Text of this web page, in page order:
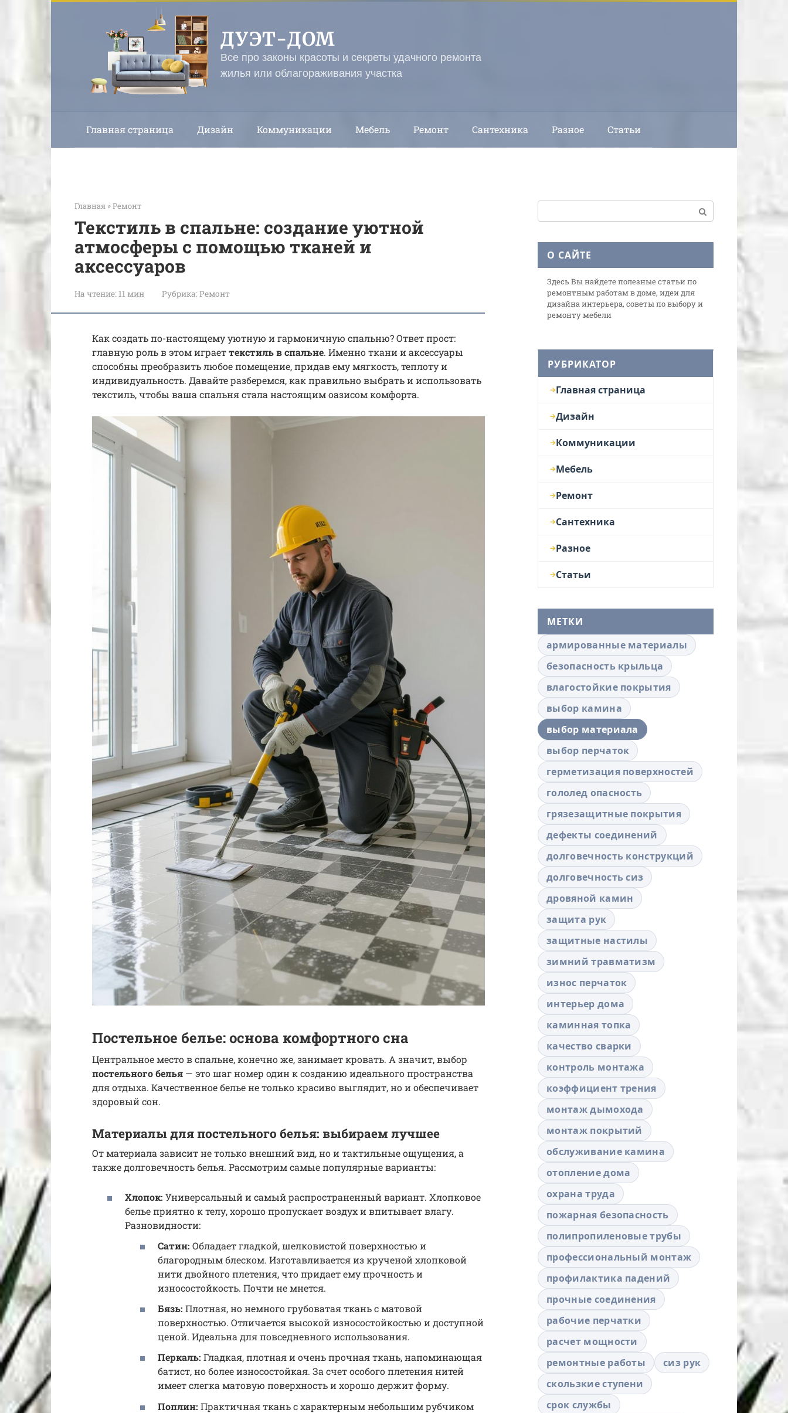
ДУЭТ-ДОМ
Все про законы красоты и секреты удачного ремонта
жилья или облагораживания участка
Главная страница Дизайн Коммуникации Мебель Ремонт Сантехника Разное Статьи
Главная »Ремонт
Текстиль в спальне: создание уютной
атмосферы с помощью тканей и
аксессуаров
На чтение: 11 мин Рубрика:Ремонт
Как создать по-настоящему уютную и гармоничную спальню? Ответ прост:
главную роль в этом играеттекстиль в спальне. Именно ткани и аксессуары
способны преобразить любое помещение, придав ему мягкость, теплоту и
индивидуальность. Давайте разберемся, как правильно выбрать и использовать
текстиль, чтобы ваша спальня стала настоящим оазисом комфорта.
Постельное белье: основа комфортного сна
Центральное место в спальне, конечно же, занимает кровать. А значит, выбор
постельного белья — это шаг номер один к созданию идеального пространства
для отдыха. Качественное белье не только красиво выглядит, но и обеспечивает
здоровый сон.
Материалы для постельного белья: выбираем лучшее
От материала зависит не только внешний вид, но и тактильные ощущения, а
также долговечность белья. Рассмотрим самые популярные варианты:
Хлопок: Универсальный и самый распространенный вариант. Хлопковое
белье приятно к телу, хорошо пропускает воздух и впитывает влагу.
Разновидности:
Сатин: Обладает гладкой, шелковистой поверхностью и
благородным блеском. Изготавливается из крученой хлопковой
нити двойного плетения, что придает ему прочность и
износостойкость. Почти не мнется.
Бязь: Плотная, но немного грубоватая ткань с матовой
поверхностью. Отличается высокой износостойкостью и доступной
ценой. Идеальна для повседневного использования.
Перкаль: Гладкая, плотная и очень прочная ткань, напоминающая
батист, но более износостойкая. За счет особого плетения нитей
имеет слегка матовую поверхность и хорошо держит форму.
Поплин: Практичная ткань с характерным небольшим рубчиком
О САЙТЕ
Здесь Вы найдете полезные статьи по
ремонтным работам в доме, идеи для
дизайна интерьера, советы по выбору и
ремонту мебели
РУБРИКАТОР
Главная страница
Дизайн
Коммуникации
Мебель
Ремонт
Сантехника
Разное
Статьи
МЕТКИ
армированные материалы
безопасность крыльца
влагостойкие покрытия
выбор камина
выбор материала
выбор перчаток
герметизация поверхностей
гололед опасность
грязезащитные покрытия
дефекты соединений
долговечность конструкций
долговечность сиз
дровяной камин
защита рук
защитные настилы
зимний травматизм
износ перчаток
интерьер дома
каминная топка
качество сварки
контроль монтажа
коэффициент трения
монтаж дымохода
монтаж покрытий
обслуживание камина
отопление дома
охрана труда
пожарная безопасность
полипропиленовые трубы
профессиональный монтаж
профилактика падений
прочные соединения
рабочие перчатки
расчет мощности
ремонтные работы
сиз рук
скользкие ступени
срок службы